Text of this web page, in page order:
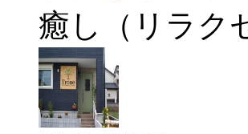
癒し（リラク